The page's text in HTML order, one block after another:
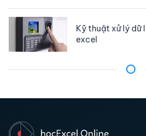
Kỹ thuật xử lý dữ
excel